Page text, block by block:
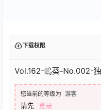
下载权限
Vol.162-嶋葵-No.002-
您当前的等级为 游客
请先 登录